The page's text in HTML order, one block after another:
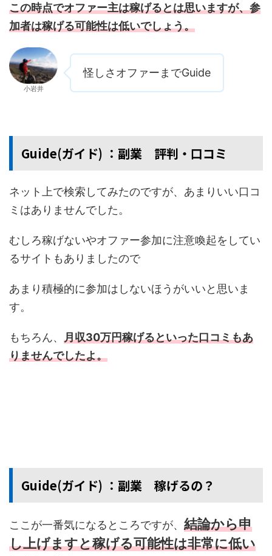
この時点でオファー主は稼げるとは思いますが、参
加者は稼げる可能性は低いでしょう。
小岩井
怪しさオファーまでGuide
Guide(ガイド) ：副業 評判・口コミ
ネット上で検索してみたのですが、あまりいい口コ
ミはありませんでした。
むしろ稼げないやオファー参加に注意喚起をしてい
るサイトもありましたので
あまり積極的に参加はしないほうがいいと思いま
す。
もちろん、 月収30万円稼げるといった口コミもあ
りませんでしたよ。
Guide(ガイド) ：副業 稼げるの？
ここが一番気になるところですが、 結論から申
し上げますと稼げる可能性は非常に低い